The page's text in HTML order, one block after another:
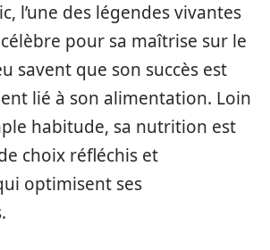
l’une des légendes vivantes
pour sa maîtrise sur le
savent que son succès est
lié à son alimentation. Loin
habitude, sa nutrition est
choix réfléchis et
optimisent ses